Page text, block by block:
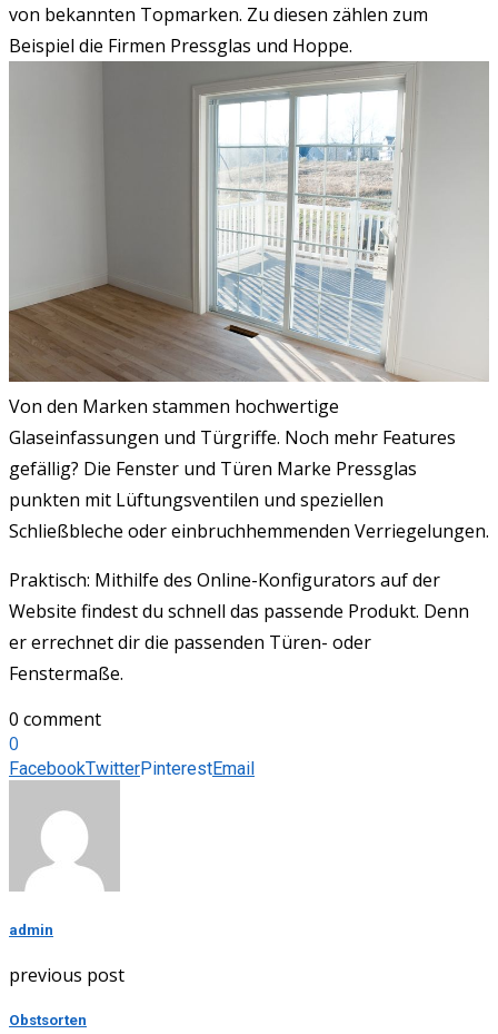
von bekannten Topmarken. Zu diesen zählen zum
Beispiel die Firmen Pressglas und Hoppe.
Von den Marken stammen hochwertige
Glaseinfassungen und Türgriffe. Noch mehr Features
gefällig? Die Fenster und Türen Marke Pressglas
punkten mit Lüftungsventilen und speziellen
Schließbleche oder einbruchhemmenden Verriegelungen.
Praktisch: Mithilfe des Online-Konfigurators auf der
Website findest du schnell das passende Produkt. Denn
er errechnet dir die passenden Türen- oder
Fenstermaße.
0 comment
0
FacebookTwitterPinterestEmail
admin
previous post
Obstsorten